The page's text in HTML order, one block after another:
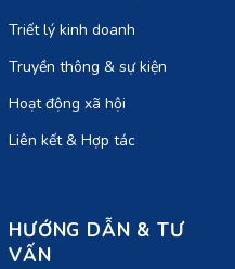
Triết lý kinh doanh
Truyền thông & sự kiện
Hoạt động xã hội
Liên kết & Hợp tác
HƯỚNG DẪN & TƯ
VẤN